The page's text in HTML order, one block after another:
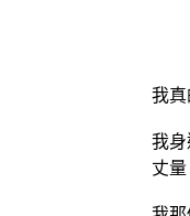
我
我
丈量